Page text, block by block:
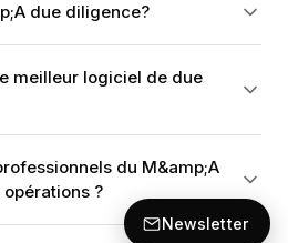
due diligence?
meilleur logiciel de due
du M&amp;A
?
Newsletter